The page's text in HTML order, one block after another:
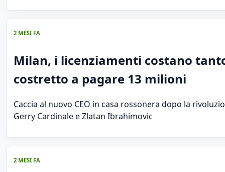
2 MESI FA
Milan, i licenziamenti costano
costretto a pagare 13 milioni
Caccia al nuovo CEO in casa rossonera dopo la
Gerry Cardinale e Zlatan Ibrahimovic
2 MESI FA